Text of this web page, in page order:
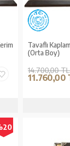
Tavaflı
(Orta Boy)
14.700,00 TL
11.760,00